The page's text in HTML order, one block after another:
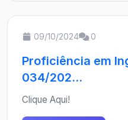
09/10/2024 0
Proficiência em
034/202...
Clique Aqui!